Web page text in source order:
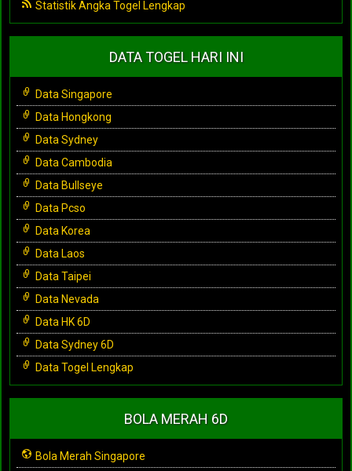
Statistik Angka Togel Lengkap
DATA TOGEL HARI INI
Data Singapore
Data Hongkong
Data Sydney
Data Cambodia
Data Bullseye
Data Pcso
Data Korea
Data Laos
Data Taipei
Data Nevada
Data HK 6D
Data Sydney 6D
Data Togel Lengkap
BOLA MERAH 6D
Bola Merah Singapore